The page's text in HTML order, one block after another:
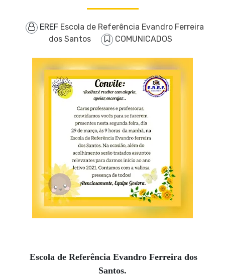
EREF Escola de Referência Evandro Ferreira
dos Santos
COMUNICADOS
Escola de Referência Evandro Ferreira dos
Santos.